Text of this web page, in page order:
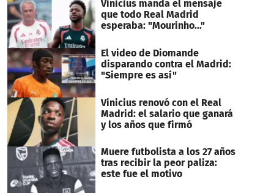
Vinicius manda el mensaje
que todo Real Madrid
esperaba: "Mourinho..."
El video de Diomande
disparando contra el Madrid:
"Siempre es así"
Vinicius renovó con el Real
Madrid: el salario que ganará
y los años que firmó
Muere futbolista a los 27 años
tras recibir la peor paliza:
este fue el motivo